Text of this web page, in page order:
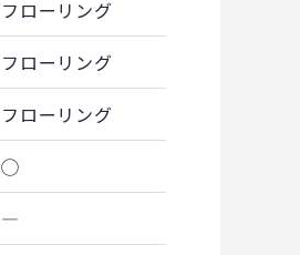
フローリング
フローリング
フローリング
◯
―